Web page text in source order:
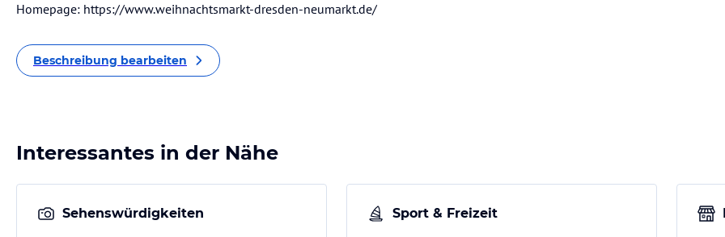
Homepage: https://www.weihnachtsmarkt-dresden-neumarkt.de/
Beschreibung bearbeiten
Interessantes in der Nähe
Sehenswürdigkeiten Sport & Freizeit